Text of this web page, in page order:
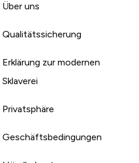
Über uns
Qualitätssicherung
Erklärung zur modernen
Sklaverei
Privatsphäre
Geschäftsbedingungen